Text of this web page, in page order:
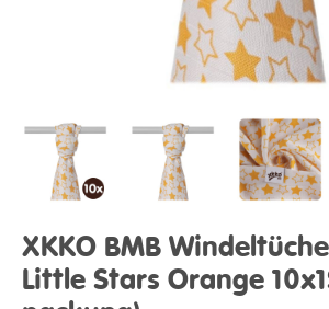
XKKO BMB
Little Stars Orange